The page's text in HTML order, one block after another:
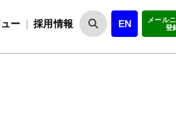
ー 採用情報 EN
メール
登